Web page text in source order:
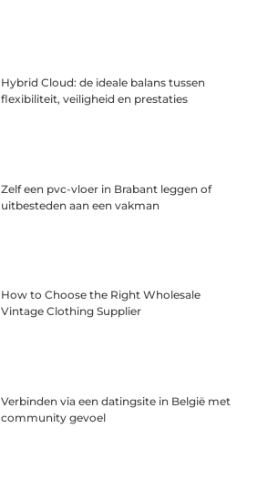
Hybrid Cloud: de ideale balans tussen
flexibiliteit, veiligheid en prestaties
Zelf een pvc-vloer in Brabant leggen of
uitbesteden aan een vakman
How to Choose the Right Wholesale
Vintage Clothing Supplier
Verbinden via een datingsite in België met
community gevoel